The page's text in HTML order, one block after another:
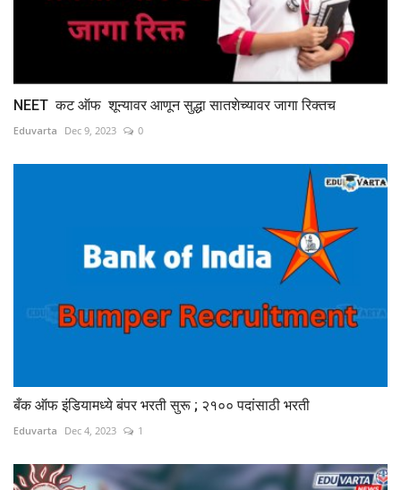
NEET कट ऑफ शून्यावर आणून सुद्धा सातशेच्यावर जागा रिक्तच
Eduvarta Dec 9, 2023 0
बँक ऑफ इंडियामध्ये बंपर भरती सुरू ; २१०० पदांसाठी भरती
Eduvarta Dec 4, 2023 1